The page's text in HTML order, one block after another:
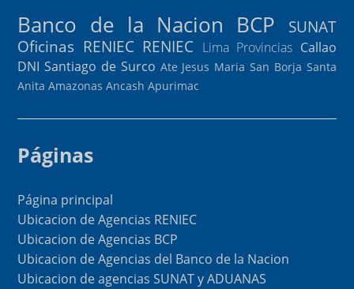
Banco de la Nacion BCP
SUNAT
Oficinas RENIEC RENIEC Lima Provincias Callao
DNI Santiago de Surco Ate Jesus Maria San Borja Santa
Anita Amazonas Ancash Apurimac
Páginas
Página principal
Ubicacion de Agencias RENIEC
Ubicacion de Agencias BCP
Ubicacion de Agencias del Banco de la Nacion
Ubicacion de agencias SUNAT y ADUANAS